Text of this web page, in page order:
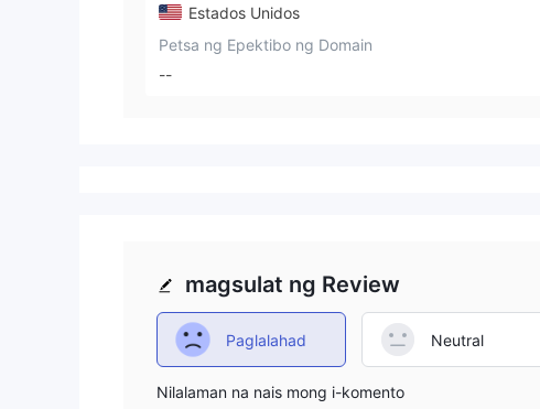
Estados Unidos
Petsa ng Epektibo ng Domain
--
magsulat ng Review
Paglalahad Neutral
Nilalaman na nais mong i-komento